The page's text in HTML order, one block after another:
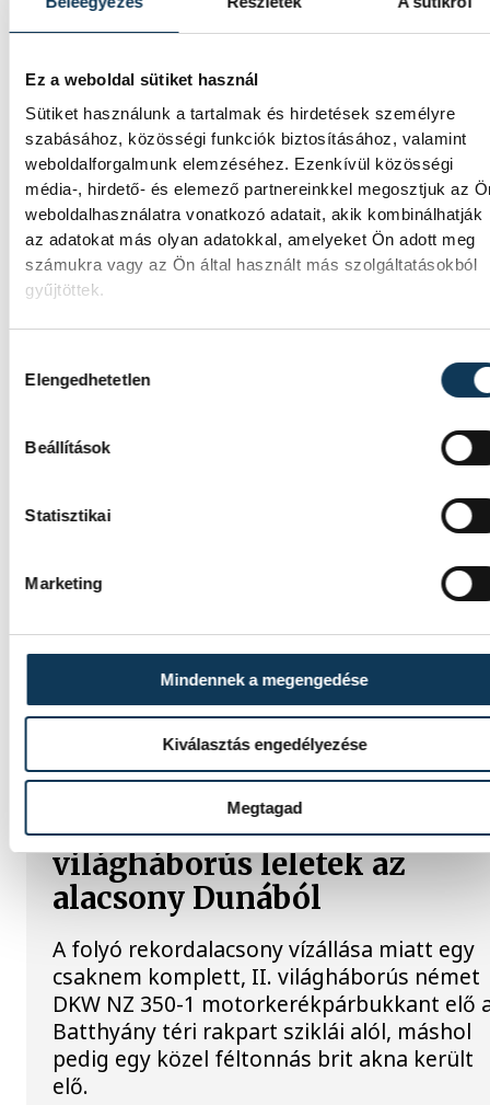
Ez a weboldal sütiket használ
Sütiket használunk a tartalmak és hirdetések személyre
szabásához, közösségi funkciók biztosításához, valamint
weboldalforgalmunk elemzéséhez. Ezenkívül közösségi
média-, hirdető- és elemező partnereinkkel megosztjuk az
weboldalhasználatra vonatkozó adatait, akik kombinálhatják
az adatokat más olyan adatokkal, amelyeket Ön adott meg
számukra vagy az Ön által használt más szolgáltatásokból
gyűjtöttek.
Elengedhetetlen
Beállítások
Statisztikai
Marketing
Mindennek a megengedése
Kiválasztás engedélyezése
Megtagad
TOVÁBBI CIKKEK
BALATON
Egy furcsa halkonzerv lett
Év Strandétele - mutatjuk!
A Balatoni Kör idén tizenkettedik
alkalommal hirdette meg az év strandétele
versenyt, amelyre minden eddiginél több,
hely nyert...
KÖZÉLET
Meglepték az elemzőket a
júliusi inflációs adatok
elemzők a júliusi, 1,2 százalékos inflációs
Sorra kerülnek elő
világháborús leletek az
alacsony Dunából
A folyó rekordalacsony vízállása miatt egy
csaknem komplett, II. világháborús német
DKW NZ 350-1 motorkerékpárbukkant elő
Batthyány téri rakpart sziklái alól, máshol
pedig egy közel féltonnás brit akna került
elő.